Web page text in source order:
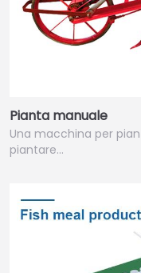
Pianta manuale
Una macchina per
piantare…